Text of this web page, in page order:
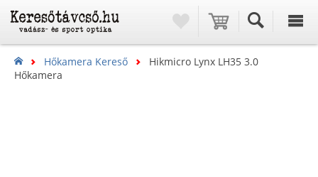
Hőkamera Kereső
Hikmicro Lynx LH35 3.0
Hőkamera